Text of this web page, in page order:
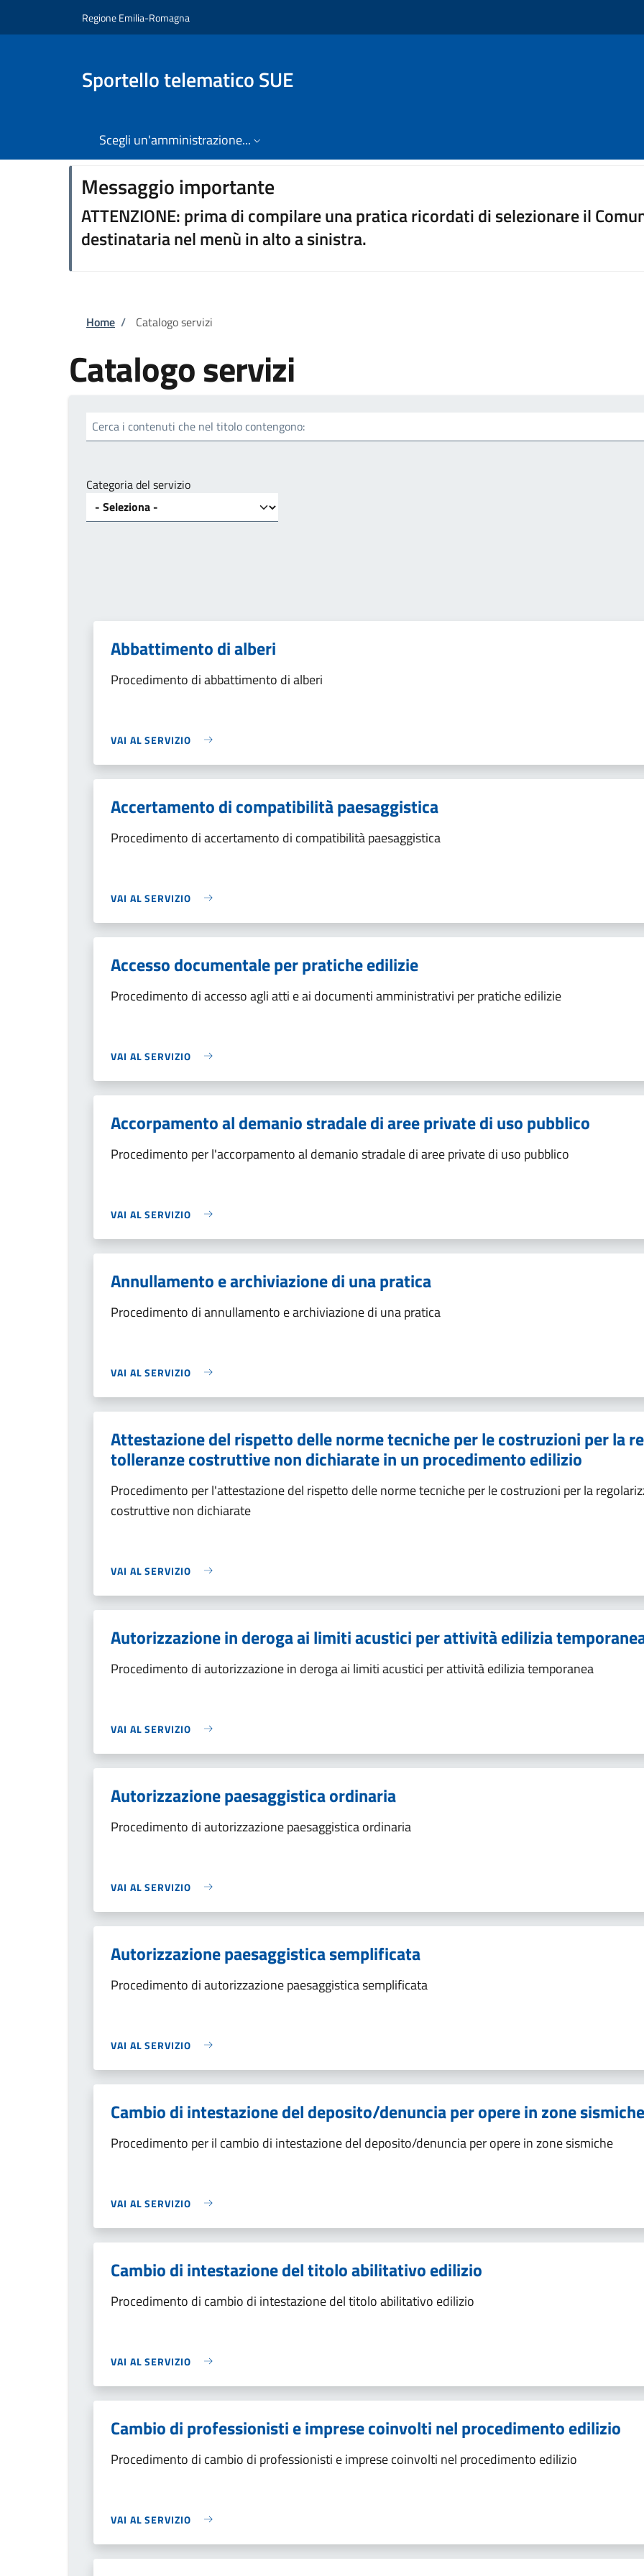
Regione Emilia-Romagna
Sportello telematico SUE
Scegli un'amministrazione...
Messaggio importante
ATTENZIONE: prima di compilare una pratica ricordati di selezionare il
destinataria nel menù in alto a sinistra.
Briciole di pane
Home / Catalogo servizi
Catalogo servizi
Cerca i contenuti che nel titolo contengono:
Categoria del servizio
Abbattimento di alberi
Procedimento di abbattimento di alberi
VAI AL SERVIZIO
Accertamento di compatibilità paesaggistica
Procedimento di accertamento di compatibilità paesaggistica
VAI AL SERVIZIO
Accesso documentale per pratiche edilizie
Procedimento di accesso agli atti e ai documenti amministrativi per pratiche edilizie
VAI AL SERVIZIO
Accorpamento al demanio stradale di aree private di uso pubblico
Procedimento per l'accorpamento al demanio stradale di aree private di uso pubblico
VAI AL SERVIZIO
Annullamento e archiviazione di una pratica
Procedimento di annullamento e archiviazione di una pratica
VAI AL SERVIZIO
Attestazione del rispetto delle norme tecniche per le costruzioni per la
tolleranze costruttive non dichiarate in un procedimento edilizio
Procedimento per l'attestazione del rispetto delle norme tecniche per le costruzioni per la
costruttive non dichiarate
VAI AL SERVIZIO
Autorizzazione in deroga ai limiti acustici per attività edilizia
Procedimento di autorizzazione in deroga ai limiti acustici per attività edilizia temporanea
VAI AL SERVIZIO
Autorizzazione paesaggistica ordinaria
Procedimento di autorizzazione paesaggistica ordinaria
VAI AL SERVIZIO
Autorizzazione paesaggistica semplificata
Procedimento di autorizzazione paesaggistica semplificata
VAI AL SERVIZIO
Cambio di intestazione del deposito/denuncia per opere in zone sismiche
Procedimento per il cambio di intestazione del deposito/denuncia per opere in zone sismiche
VAI AL SERVIZIO
Cambio di intestazione del titolo abilitativo edilizio
Procedimento di cambio di intestazione del titolo abilitativo edilizio
VAI AL SERVIZIO
Cambio di professionisti e imprese coinvolti nel procedimento edilizio
Procedimento di cambio di professionisti e imprese coinvolti nel procedimento edilizio
VAI AL SERVIZIO